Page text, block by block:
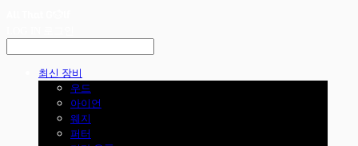
최신 장비
우드
아이언
웨지
퍼터